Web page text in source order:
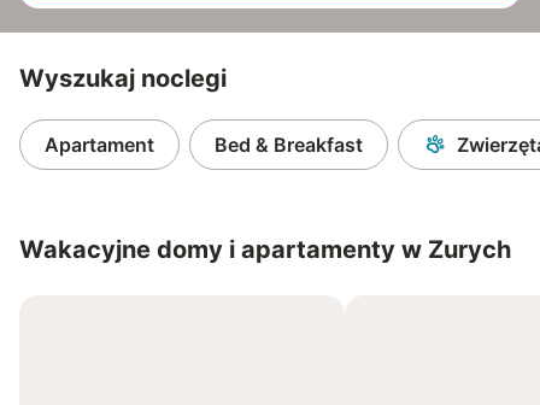
Wyszukaj noclegi
Apartament Bed & Breakfast
Wakacyjne domy i apartamenty w Zurych